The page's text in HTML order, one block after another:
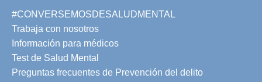
#CONVERSEMOSDESALUDMENTAL
Trabaja con nosotros
Información para médicos
Test de Salud Mental
Preguntas frecuentes de Prevención del delito